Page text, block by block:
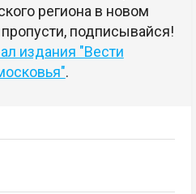
региона в новом
подписывайся!
издания "Вести
.